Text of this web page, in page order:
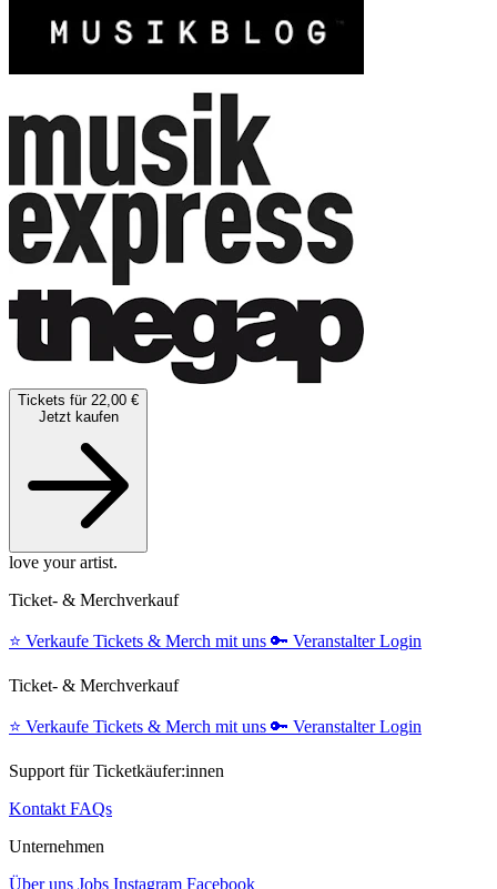
Tickets für 22,00 €
Jetzt kaufen
love your artist.
Ticket- & Merchverkauf
⭐️ Verkaufe Tickets & Merch mit uns 🔑 Veranstalter Login
Ticket- & Merchverkauf
⭐️ Verkaufe Tickets & Merch mit uns 🔑 Veranstalter Login
Support für Ticketkäufer:innen
Kontakt FAQs
Unternehmen
Über uns Jobs Instagram Facebook